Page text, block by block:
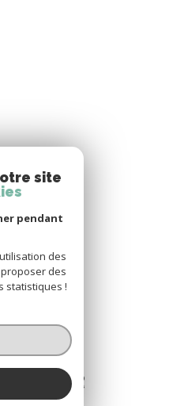
site
pendant
des
des
statistiques !